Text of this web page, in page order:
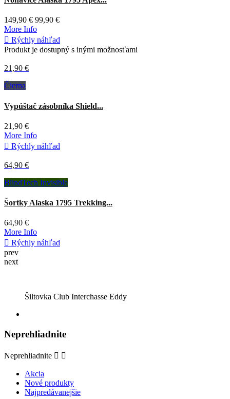
prev
next
Šiltovka Club Interchasse Eddy
Neprehliadnite
Neprehliadnite  
Akcia
Nové produkty
Najpredávanejšie